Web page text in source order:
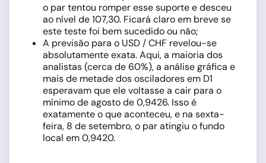
o par tentou romper esse suporte e desceu
ao nível de 107,30. Ficará claro em breve se
este teste foi bem sucedido ou não;
A previsão para o USD / CHF revelou-se
absolutamente exata. Aqui, a maioria dos
analistas (cerca de 60%), a análise gráfica e
mais de metade dos osciladores em D1
esperavam que ele voltasse a cair para o
mínimo de agosto de 0,9426. Isso é
exatamente o que aconteceu, e na sexta-
feira, 8 de setembro, o par atingiu o fundo
local em 0,9420.